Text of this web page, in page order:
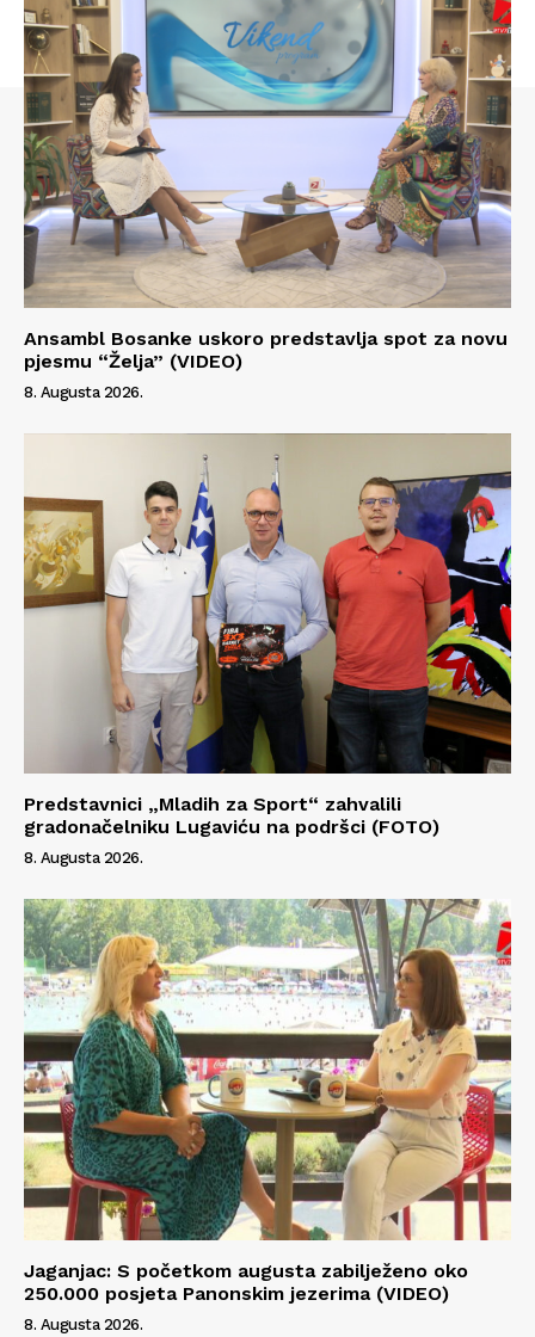
Info
O nama
Kontakt
Impressum
Ansambl Bosanke uskoro predstavlja spot za novu
pjesmu “Želja” (VIDEO)
8. Augusta 2026.
Predstavnici „Mladih za Sport“ zahvalili
gradonačelniku Lugaviću na podršci (FOTO)
8. Augusta 2026.
Jaganjac: S početkom augusta zabilježeno oko
250.000 posjeta Panonskim jezerima (VIDEO)
8. Augusta 2026.